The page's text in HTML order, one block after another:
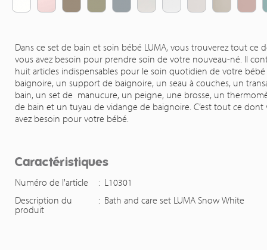
Dans ce set de bain et soin bébé LUMA, vous trouverez tout ce
vous avez besoin pour prendre soin de votre nouveau-né. Il
huit articles indispensables pour le soin quotidien de votre
baignoire, un support de baignoire, un seau à couches, un
bain, un set de manucure, un peigne, une brosse, un
de bain et un tuyau de vidange de baignoire. C’est tout ce dont
avez besoin pour votre bébé.
Caractéristiques
Numéro de l'article : L10301
Description du
produit
: Bath and care set LUMA Snow White